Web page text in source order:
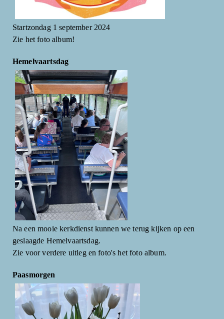
Startzondag 1 september 2024
Zie het foto album!
Hemelvaartsdag
Na een mooie kerkdienst kunnen we terug kijken op een
geslaagde Hemelvaartsdag.
Zie voor verdere uitleg en foto's het foto album.
Paasmorgen